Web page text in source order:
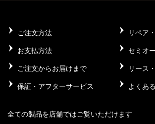
ご注文方法
リペア
お支払方法
セミオ
ご注文からお届けまで
リース
保証・アフターサービス
よくあ
全ての製品を店舗ではご覧いただけます